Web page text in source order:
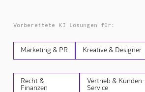
Vorbereitete KI Lösungen für:
Marketing & PR Kreative & Designer
Recht &
Finanzen
Vertrieb & Kunden-
Service